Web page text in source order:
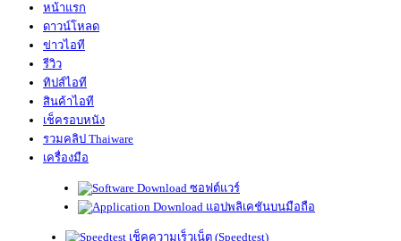
หน้าแรก
ดาวน์โหลด
ข่าวไอที
รีวิว
ทิปส์ไอที
สินค้าไอที
เช็ครอบหนัง
รวมคลิป Thaiware
เครื่องมือ
ซอฟต์แวร์
แอปพลิเคชันบนมือถือ
เช็คความเร็วเน็ต (Speedtest)